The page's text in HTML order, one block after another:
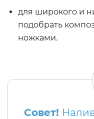
для широкого и
подобрать
ножками.
Совет!